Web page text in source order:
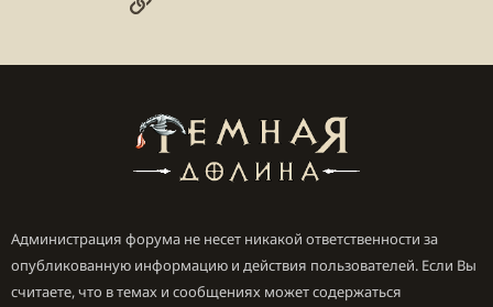
Администрация форума не несет никакой ответственности за
опубликованную информацию и действия пользователей. Если Вы
считаете, что в темах и сообщениях может содержаться